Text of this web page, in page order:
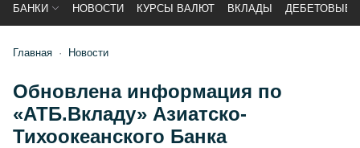
БАНКИ НОВОСТИ КУРСЫ ВАЛЮТ ВКЛАДЫ ДЕБЕТОВЫЕ
Главная Новости
Обновлена информация по
«АТБ.Вкладу» Азиатско-
Тихоокеанского Банка